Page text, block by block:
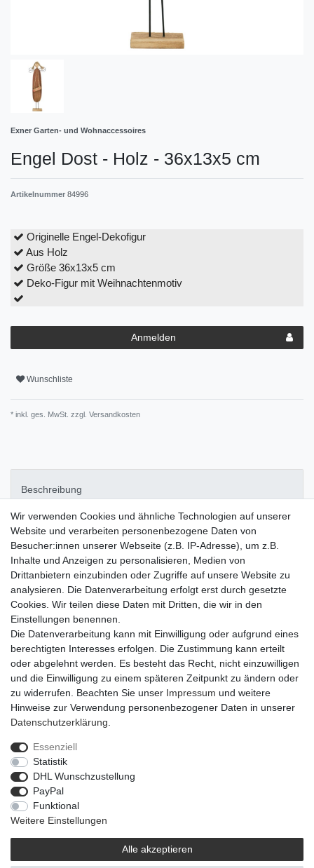
Exner Garten- und Wohnaccessoires
Engel Dost - Holz - 36x13x5 cm
Artikelnummer 84996
Originelle Engel-Dekofigur
Aus Holz
Größe 36x13x5 cm
Deko-Figur mit Weihnachtenmotiv
Anmelden
Wunschliste
* inkl. ges. MwSt. zzgl. Versandkosten
Beschreibung
Pflegehinweise
Artikel-Details
Der Engel Dost besteht aus Holz und besitzt eine Größe von
36x13x5 cm. Mit seinem Motiv passt er als Dekoration perfekt in
die Weihnachtszeit und eignet sich zum Besipiel optimal als
Gartendekoration.
Widerrufs­recht
Daten­schutz­erklärung
© 2021 | © Flowerbox Deutschland GmbH
Wir verwenden Cookies und ähnliche Technologien auf unserer
Website und verarbeiten personenbezogene Daten von
Besucher:innen unserer Webseite (z.B. IP-Adresse), um z.B.
Inhalte und Anzeigen zu personalisieren, Medien von
Drittanbietern einzubinden oder Zugriffe auf unsere Website zu
analysieren. Die Datenverarbeitung erfolgt erst durch gesetzte
Cookies. Wir teilen diese Daten mit Dritten, die wir in den
Einstellungen benennen.
Die Datenverarbeitung kann mit Einwilligung oder aufgrund eines
berechtigten Interesses erfolgen. Die Zustimmung kann erteilt
oder abgelehnt werden. Es besteht das Recht, nicht einzuwilligen
und die Einwilligung zu einem späteren Zeitpunkt zu ändern oder
zu widerrufen. Beachten Sie unser Impressum und weitere
Hinweise zur Verwendung personenbezogener Daten in unserer
Daten­schutz­erklärung
Essenziell
Statistik
DHL Wunschzustellung
PayPal
Funktional
Weitere Einstellungen
Alle akzeptieren